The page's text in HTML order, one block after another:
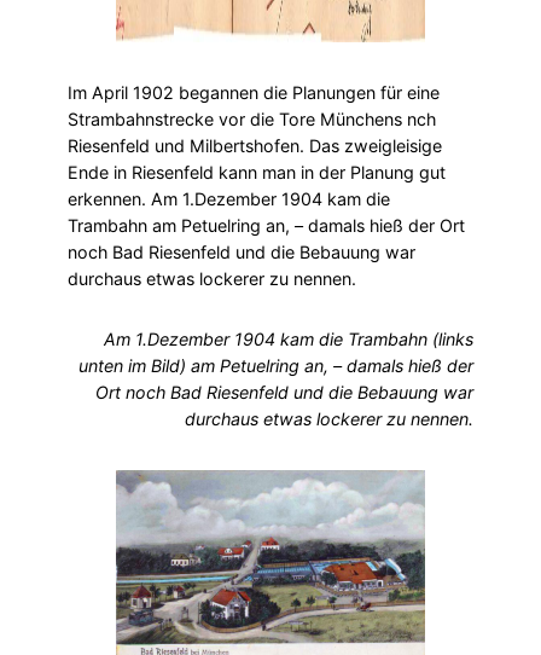
Im April 1902 begannen die Planungen für eine
Strambahnstrecke vor die Tore Münchens nch
Riesenfeld und Milbertshofen. Das zweigleisige
Ende in Riesenfeld kann man in der Planung gut
erkennen. Am 1.Dezember 1904 kam die
Trambahn am Petuelring an, – damals hieß der Ort
noch Bad Riesenfeld und die Bebauung war
durchaus etwas lockerer zu nennen.
Am 1.Dezember 1904 kam die Trambahn (links
unten im Bild) am Petuelring an, – damals hieß der
Ort noch Bad Riesenfeld und die Bebauung war
durchaus etwas lockerer zu nennen.